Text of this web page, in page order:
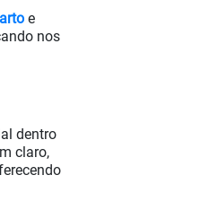
e
nos
dentro
claro,